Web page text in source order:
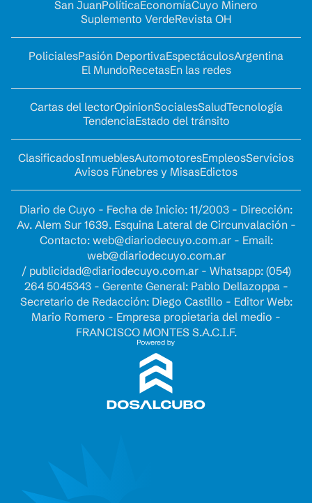
San JuanPolíticaEconomíaCuyo Minero
Suplemento VerdeRevista OH
PolicialesPasión DeportivaEspectáculosArgentina
El MundoRecetasEn las redes
Cartas del lectorOpinionSocialesSaludTecnología
TendenciaEstado del tránsito
ClasificadosInmueblesAutomotoresEmpleosServicios
Avisos Fúnebres y MisasEdictos
Diario de Cuyo - Fecha de Inicio: 11/2003 - Dirección:
Av. Alem Sur 1639. Esquina Lateral de Circunvalación -
Contacto: web@diariodecuyo.com.ar- Email:
web@diariodecuyo.com.ar
/ publicidad@diariodecuyo.com.ar- Whatsapp: (054)
264 5045343 - Gerente General: Pablo Dellazoppa -
Secretario de Redacción: Diego Castillo - Editor Web:
Mario Romero - Empresa propietaria del medio -
FRANCISCO MONTES S.A.C.I.F.